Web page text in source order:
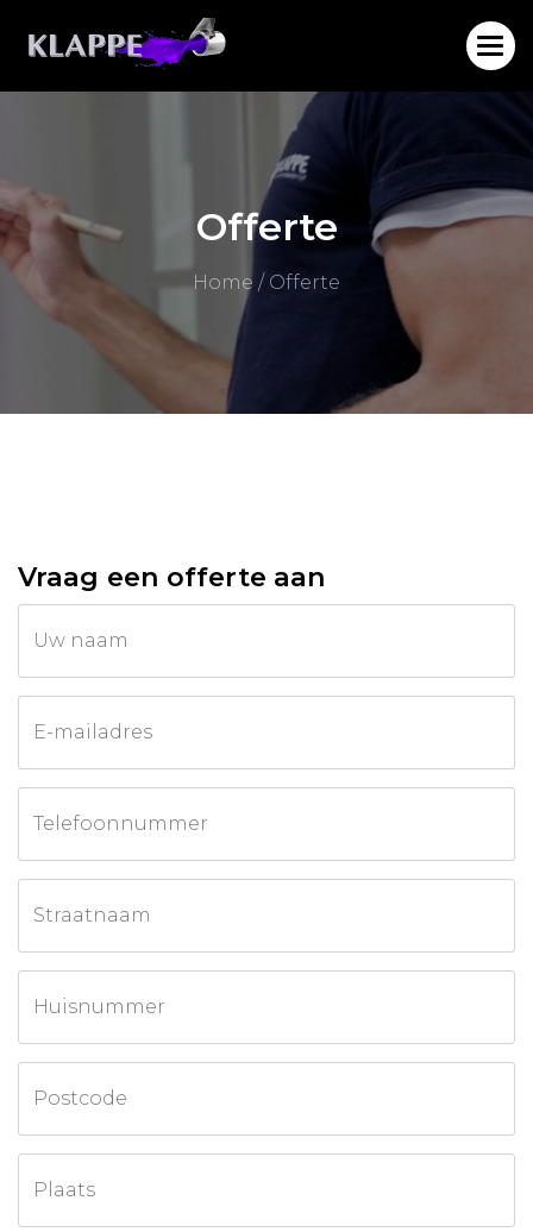
Offerte
Home / Offerte
Vraag een offerte aan
Call
back
by
fax
Uw naam
E-mailadres
Telefoonnummer
Straatnaam
Huisnummer
Postcode
Plaats